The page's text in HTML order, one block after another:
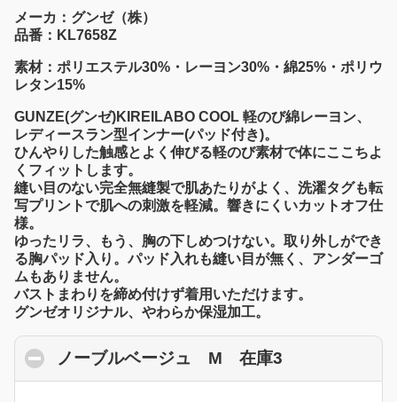
メーカ：グンゼ（株）
品番：KL7658Z
素材：ポリエステル30%・レーヨン30%・綿25%・ポリウ
レタン15%
GUNZE(グンゼ)KIREILABO COOL 軽のび綿レーヨン、
レディースラン型インナー(パッド付き)。
ひんやりした触感とよく伸びる軽のび素材で体にここちよ
くフィットします。
縫い目のない完全無縫製で肌あたりがよく、洗濯タグも転
写プリントで肌への刺激を軽減。響きにくいカットオフ仕
様。
ゆったリラ、もう、胸の下しめつけない。取り外しができ
る胸パッド入り。パッド入れも縫い目が無く、アンダーゴ
ムもありません。
バストまわりを締め付けず着用いただけます。
グンゼオリジナル、やわらか保湿加工。
ノーブルベージュ M 在庫3